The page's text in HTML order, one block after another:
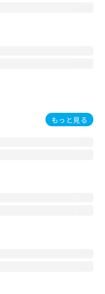
もっと見る